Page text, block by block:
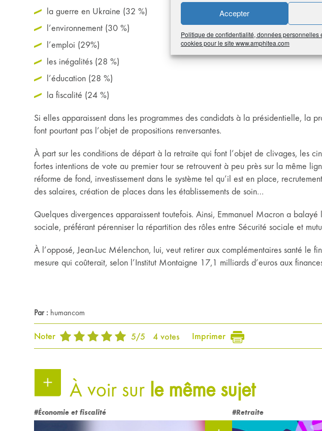
Accepter
Politique de confidentialité, données personnelles
cookies pour le site www.amphitea.com
la guerre en Ukraine (32 %)
l’environnement (30 %)
l’emploi (29%)
les inégalités (28 %)
l’éducation (28 %)
la fiscalité (24 %)
Si elles apparaissent dans les programmes des candidats à la présidentielle, la
font pourtant pas l’objet de propositions renversantes.
À part sur les conditions de départ à la retraite qui font l’objet de clivages, les
fortes intentions de vote au premier tour se retrouvent à peu près sur la même
réforme de fond, investissement dans le système tel qu’il est en place,
des salaires, création de places dans les établissements de soin…
Quelques divergences apparaissent toutefois. Ainsi, Emmanuel Macron a balayé
sociale, préférant pérenniser la répartition des rôles entre Sécurité sociale et
À l’opposé, Jean-Luc Mélenchon, lui, veut retirer aux complémentaires santé le
mesure qui coûterait, selon l’Institut Montaigne 17,1 milliards d’euros aux
Par : humancom
Noter 5/5 4 votes Imprimer
À voir sur le même sujet
#Économie et fiscalité #Retraite